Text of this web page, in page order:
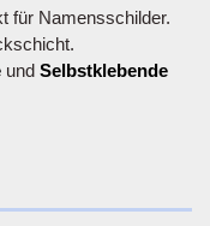
für Namensschilder.
und Selbstklebende